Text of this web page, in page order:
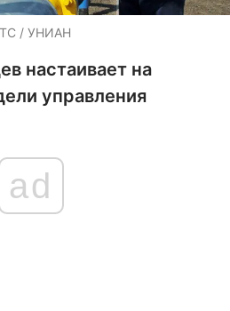
/ УНИАН
настаивает на
управления
ad